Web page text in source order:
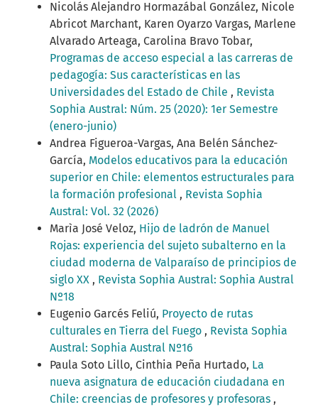
Nicolás Alejandro Hormazábal González, Nicole
Abricot Marchant, Karen Oyarzo Vargas, Marlene
Alvarado Arteaga, Carolina Bravo Tobar,
Programas de acceso especial a las carreras de
pedagogía: Sus características en las
Universidades del Estado de Chile , Revista
Sophia Austral: Núm. 25 (2020): 1er Semestre
(enero-junio)
Andrea Figueroa-Vargas, Ana Belén Sánchez-
García, Modelos educativos para la educación
superior en Chile: elementos estructurales para
la formación profesional , Revista Sophia
Austral: Vol. 32 (2026)
Marìa José Veloz, Hijo de ladrón de Manuel
Rojas: experiencia del sujeto subalterno en la
ciudad moderna de Valparaíso de principios de
siglo XX , Revista Sophia Austral: Sophia Austral
Nº18
Eugenio Garcés Feliú, Proyecto de rutas
culturales en Tierra del Fuego , Revista Sophia
Austral: Sophia Austral Nº16
Paula Soto Lillo, Cinthia Peña Hurtado, La
nueva asignatura de educación ciudadana en
Chile: creencias de profesores y profesoras ,